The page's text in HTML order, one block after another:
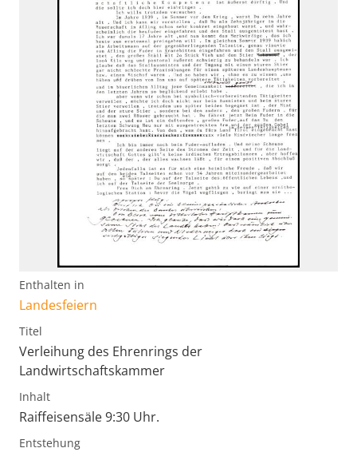
Enthalten in
Landesfeiern
Titel
Verleihung des Ehrenrings der
Landwirtschaftskammer
Inhalt
Raiffeisensäle 9:30 Uhr.
Entstehung